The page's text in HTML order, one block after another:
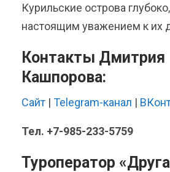
Курильские острова
настоящим уважением к их
Контакты Дмитрия
Кашпорова:
Сайт | Telegram-канал |
Тел. +7-985-233-5759
Туроператор